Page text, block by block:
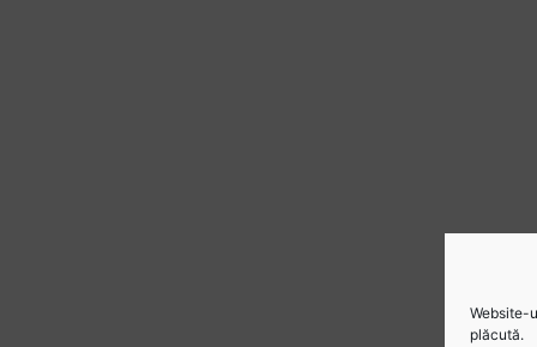
Website-
plăcută.